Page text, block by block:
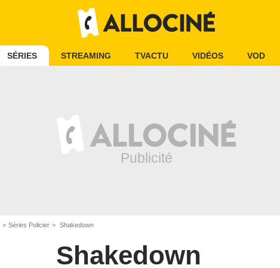
SÉRIES STREAMING TVACTU VIDÉOS VOD
Séries Policier Shakedown
Shakedown